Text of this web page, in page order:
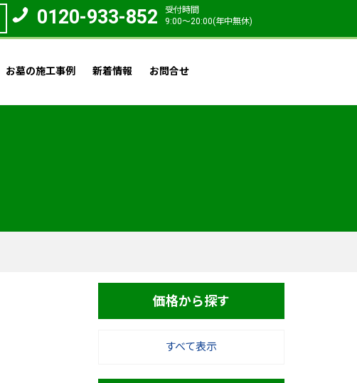
0120-933-852
受付時間
9:00〜20:00(年中無休)
お墓の施工事例 新着情報 お問合せ
価格から探す
すべて表示